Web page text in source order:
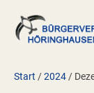
Inhalt
springen
Start /2024/